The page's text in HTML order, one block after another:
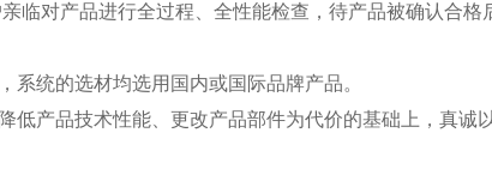
临对产品进行全过程、全性能检查，待产品被确认合格
系统的选材均选用国内或国际品牌产品。
低产品技术性能、更改产品部件为代价的基础上，真诚